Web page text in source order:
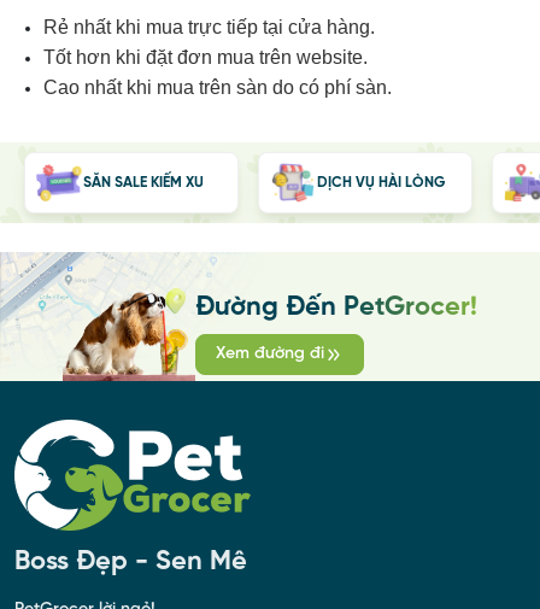
Rẻ nhất khi mua trực tiếp tại cửa hàng.
Tốt hơn khi đặt đơn mua trên website.
Cao nhất khi mua trên sàn do có phí sàn.
SĂN SALE KIẾM XU DỊCH VỤ HÀI LÒNG
Đường Đến PetGrocer!
Xem đường đi
Boss Đẹp - Sen Mê